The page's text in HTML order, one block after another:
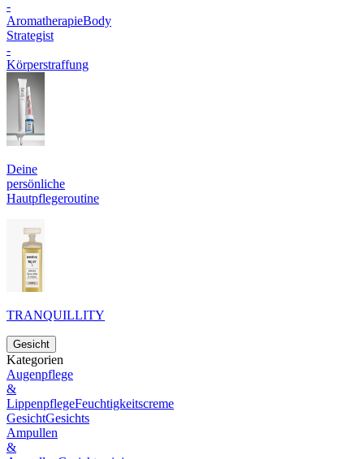
-
AromatherapieBody
Strategist
-
Körperstraffung
Deine
persönliche
Hautpflegeroutine
TRANQUILLITY
Gesicht
Kategorien
Augenpflege
&
LippenpflegeFeuchtigkeitscreme
GesichtGesichts
Ampullen
&